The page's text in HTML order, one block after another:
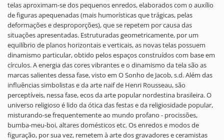
telas aproximam-se dos pequenos enredos, elaborados com o auxílio
de figuras apequenadas (mais humorísticas que trágicas, pelas
deformações e desproporções), que se repetem por causa das
situações apresentadas. Estruturadas geometricamente, por um
equilíbrio de planos horizontais e verticais, as novas telas possuem
dinamismo particular, obtido pelos espaços construídos com base em
círculos. A energia das cores vibrantes e o dinamismo da tela são as
marcas salientes dessa fase, visto em O Sonho de Jacob, s.d. Além das
influências simbolistas e da arte naif de Henri Rousseau, são
perceptíveis, nessa fase, ecos da arte popular nordestina brasileira. O
universo religioso é lido da ótica das festas e da religiosidade popular,
misturando-se frequentemente ao mundo profano - procissões,
bumba-meu-boi, altares domésticos etc. Os enredos e modos de
figuração, por sua vez, remetem à arte dos gravadores e ceramistas